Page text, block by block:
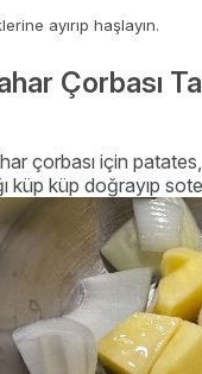
ayırıp haşlayın.
Çorbası
çorbası için
küp küp doğrayıp